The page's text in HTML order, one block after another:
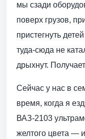
мы сзади
поверх грузов,
пристегнуть
туда-сюда не
дрыхнут.
Сейчас у нас в
время, когда я
ВАЗ-2103
желтого цвета —